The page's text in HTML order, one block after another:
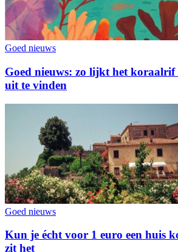
Goed nieuws
Goed nieuws: zo lijkt het koraalrif
uit te vinden
Goed nieuws
Kun je écht voor 1 euro een huis
zit het